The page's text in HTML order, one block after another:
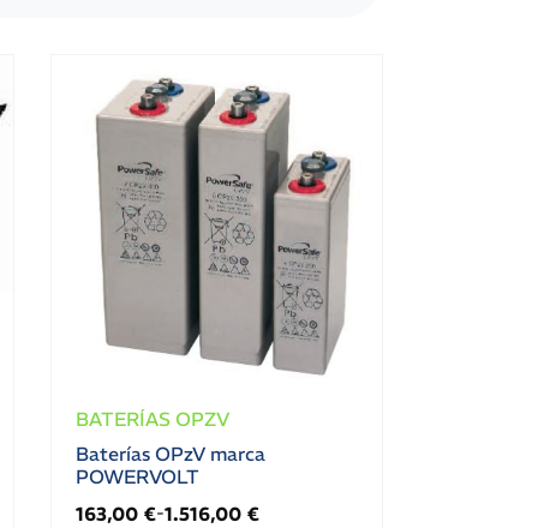
BATERÍAS OPZV
Baterías OPzV marca
POWERVOLT
163,00 €-1.516,00 €